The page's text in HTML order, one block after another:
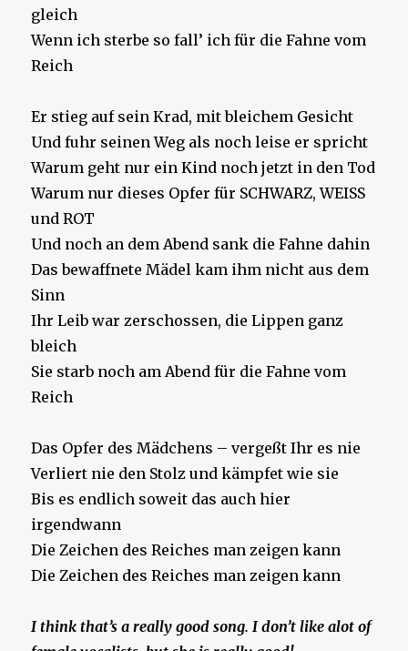
gleich
Wenn ich sterbe so fall’ ich für die Fahne vom
Reich
Er stieg auf sein Krad, mit bleichem Gesicht
Und fuhr seinen Weg als noch leise er spricht
Warum geht nur ein Kind noch jetzt in den Tod
Warum nur dieses Opfer für SCHWARZ, WEISS
und ROT
Und noch an dem Abend sank die Fahne dahin
Das bewaffnete Mädel kam ihm nicht aus dem
Sinn
Ihr Leib war zerschossen, die Lippen ganz
bleich
Sie starb noch am Abend für die Fahne vom
Reich
Das Opfer des Mädchens – vergeßt Ihr es nie
Verliert nie den Stolz und kämpfet wie sie
Bis es endlich soweit das auch hier
irgendwann
Die Zeichen des Reiches man zeigen kann
Die Zeichen des Reiches man zeigen kann
I think that’s a really good song. I don’t like alot of